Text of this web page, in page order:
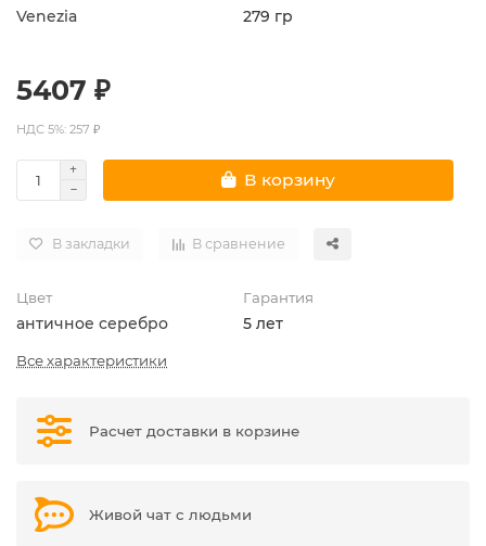
Venezia 279 гр
5407 ₽
НДС 5%: 257 ₽
В корзину
В закладки В сравнение
Цвет
античное серебро
Гарантия
5 лет
Все характеристики
Расчет доставки в корзине
Живой чат с людьми